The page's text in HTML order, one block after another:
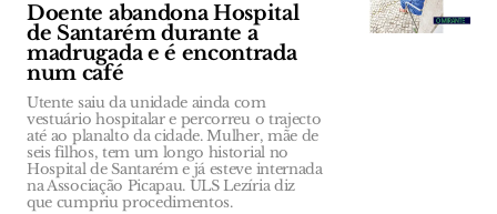
Doente abandona Hospital
de Santarém durante a
madrugada e é encontrada
num café
Utente saiu da unidade ainda com
vestuário hospitalar e percorreu o trajecto
até ao planalto da cidade. Mulher, mãe de
seis filhos, tem um longo historial no
Hospital de Santarém e já esteve internada
na Associação Picapau. ULS Lezíria diz
que cumpriu procedimentos.